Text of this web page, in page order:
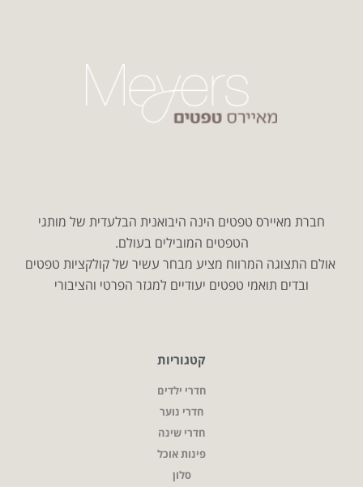
חברת מאיירס טפטים הינה היבואנית הבלעדית של מותגי
הטפטים המובילים בעולם.
אולם התצוגה המרווח מציע מבחר עשיר של קולקציות טפטים
ובדים תואמי טפטים יעודיים למגזר הפרטי והציבורי
קטגוריות
חדרי ילדים
חדרי נוער
חדרי שינה
פינות אוכל
סלון